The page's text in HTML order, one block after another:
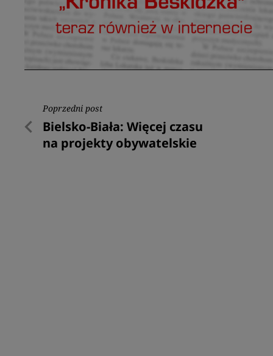
Nawigacja
wpisu
Poprzedni post
Poprzedni
post
Bielsko-Biała: Więcej czasu
na projekty obywatelskie